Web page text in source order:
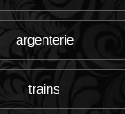
argenterie
trains